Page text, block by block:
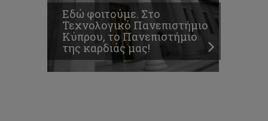
Εδώ φοιτούμε. Στο
Τεχνολογικό Πανεπιστήμιο
Κύπρου, το Πανεπιστήμιο
της καρδιάς μας!